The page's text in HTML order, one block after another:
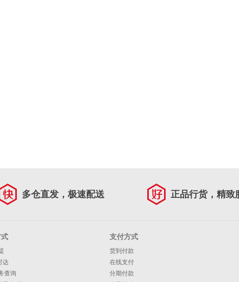
多仓直发，极速配送 正品行货，精致
达
查询
支付方式
货到付款
在线支付
分期付款